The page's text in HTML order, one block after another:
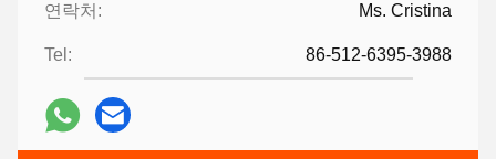
연락처: Ms. Cristina
Tel: 86-512-6395-3988